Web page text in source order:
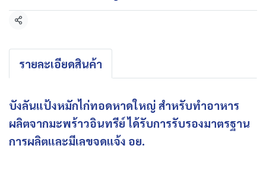
แชร์
รายละเอียดสินค้า
บังลันแป้งหมักไก่ทอดหาดใหญ่ สำหรับทำอาหาร
ผลิตจากมะพร้าวอินทรีย์ ได้รับการรับรองมาตรฐาน
การผลิตและมีเลขจดแจ้ง อย.